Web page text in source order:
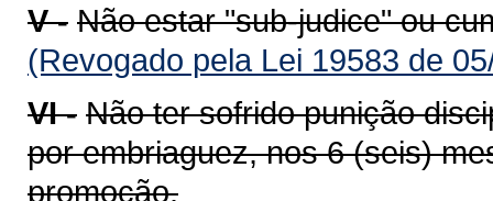
V - Não estar "sub-judice" ou
(Revogado pela Lei 19583 de
VI - Não ter sofrido punição
por embriaguez, nos 6 (seis)
promoção.